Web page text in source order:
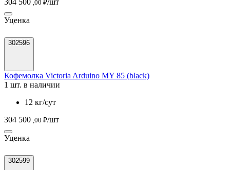
,00 ₽
Уценка
302596
Кофемолка Victoria Arduino MY 85 (black)
1 шт. в наличии
12 кг/сут
304 500 ,00 ₽/шт
Уценка
302599